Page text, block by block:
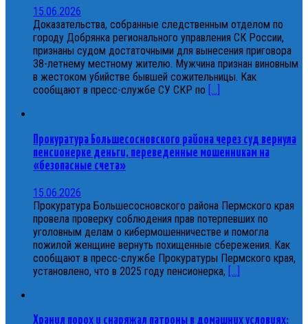
15.06.2026
Доказательства, собранные следственным отделом по
городу Добрянка регионального управления СК России,
признаны судом достаточными для вынесения приговора
38-летнему местному жителю. Мужчина признан виновным
в жестоком убийстве бывшей сожительницы. Как
сообщают в пресс-службе СУ СКР по [...]
Прокуратура Большесосновского района через суд вернула
пенсионерке деньги, переведенные мошенникам на
«безопасные счета»
15.06.2026
Прокуратура Большесосновского района Пермского края
провела проверку соблюдения прав потерпевших по
уголовным делам о кибермошенничестве и помогла
пожилой женщине вернуть похищенные сбережения. Как
сообщают в пресс-службе Прокуратуры Пермского края,
установлено, что в 2025 году пенсионерка,
Хранил порох и снаряжал патроны в домашних условиях: